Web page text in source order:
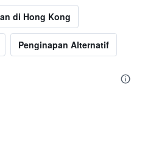
di Hong Kong
Penginapan Alternatif